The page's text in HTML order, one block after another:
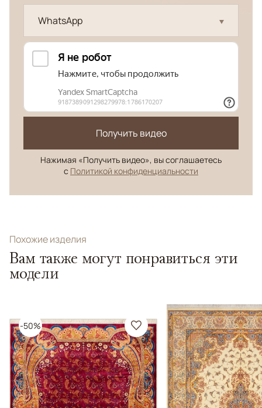
WhatsApp
Получить видео
Нажимая «Получить видео», вы соглашаетесь
с Политикой конфиденциальности
Похожие изделия
Вам также могут понравиться эти
модели
-50%